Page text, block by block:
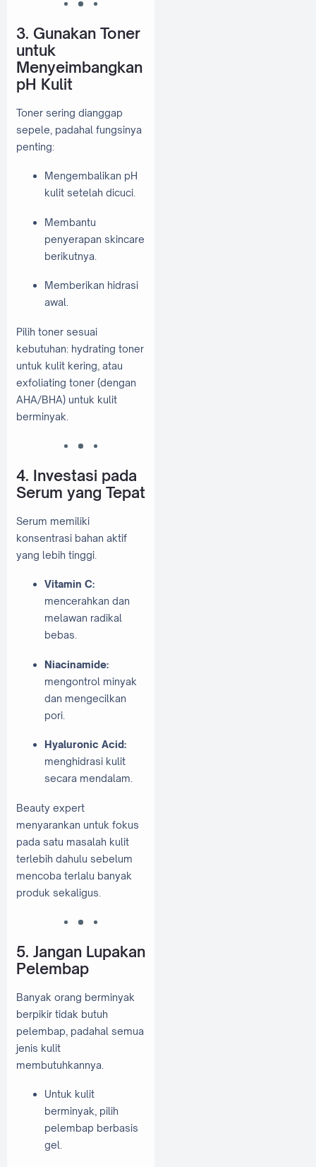
3. Gunakan Toner
untuk
Menyeimbangkan
pH Kulit
Toner sering dianggap
sepele, padahal fungsinya
penting:
Mengembalikan pH
kulit setelah dicuci.
Membantu
penyerapan skincare
berikutnya.
Memberikan hidrasi
awal.
Pilih toner sesuai
kebutuhan: hydrating toner
untuk kulit kering, atau
exfoliating toner (dengan
AHA/BHA) untuk kulit
berminyak.
4. Investasi pada
Serum yang Tepat
Serum memiliki
konsentrasi bahan aktif
yang lebih tinggi.
Vitamin C:
mencerahkan dan
melawan radikal
bebas.
Niacinamide:
mengontrol minyak
dan mengecilkan
pori.
Hyaluronic Acid:
menghidrasi kulit
secara mendalam.
Beauty expert
menyarankan untuk fokus
pada satu masalah kulit
terlebih dahulu sebelum
mencoba terlalu banyak
produk sekaligus.
5. Jangan Lupakan
Pelembap
Banyak orang berminyak
berpikir tidak butuh
pelembap, padahal semua
jenis kulit
membutuhkannya.
Untuk kulit
berminyak, pilih
pelembap berbasis
gel.